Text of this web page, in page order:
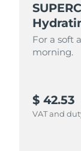
For a soft
morning.
$ 42.53
VAT and